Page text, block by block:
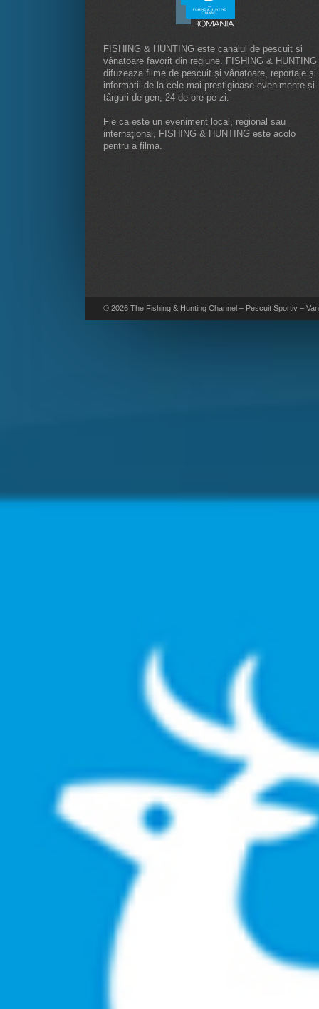
FISHING & HUNTING este canalul de pescuit și
vânatoare favorit din regiune. FISHING & HUNTING
difuzeaza filme de pescuit și vânatoare, reportaje și
informatii de la cele mai prestigioase evenimente și
târguri de gen, 24 de ore pe zi.
Fie ca este un eveniment local, regional sau
internaţional, FISHING & HUNTING este acolo
pentru a filma.
© 2026 The Fishing & Hunting Channel – Pescuit Sportiv –